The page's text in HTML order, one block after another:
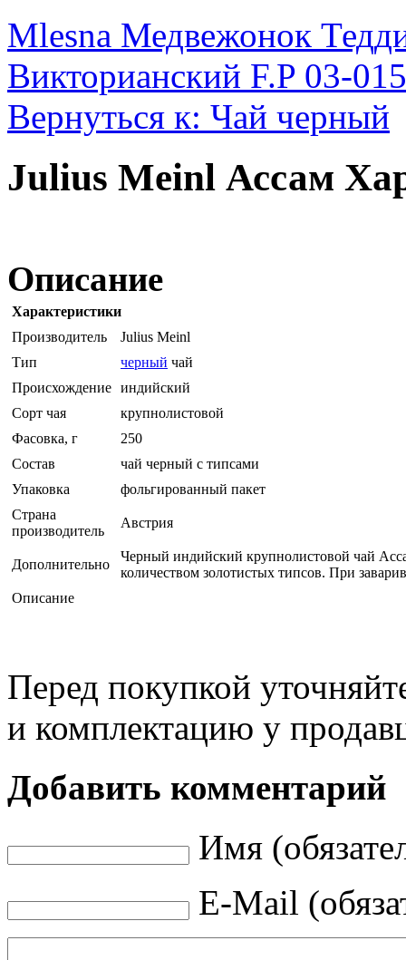
Mlesna Медвежонок
Викторианский F.P 03-
Вернуться к: Чай черный
Julius Meinl Ассам
Описание
Характеристики
Производитель
Julius Meinl
Тип
черный чай
Происхождение индийский
Сорт чая
крупнолистовой
Фасовка, г
250
Состав
чай черный с типсами
Упаковка
фольгированный пакет
Страна
производитель
Австрия
Дополнительно
Черный индийский крупнолистовой чай
количеством золотистых типсов. При
Описание
Перед покупкой
и комплектацию у
Добавить комментарий
Имя
E-Mail